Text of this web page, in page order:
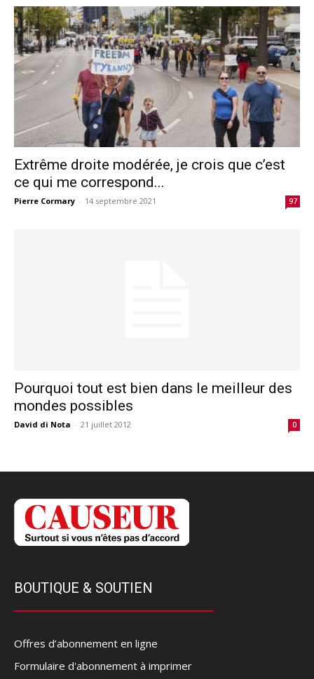
Extrême droite modérée, je crois que c’est
ce qui me correspond...
Pierre Cormary - 14 septembre 2021 97
Pourquoi tout est bien dans le meilleur des
mondes possibles
David di Nota - 21 juillet 2012 0
BOUTIQUE & SOUTIEN
Offres d’abonnement en ligne
Formulaire d'abonnement à imprimer